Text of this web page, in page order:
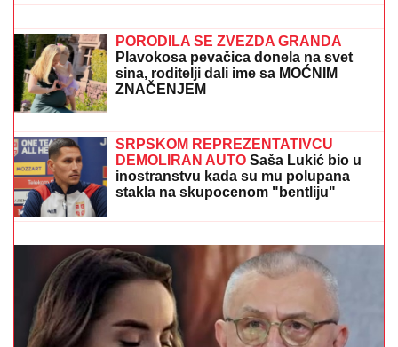
Pevačica doživela peh na bini, ali
njena reakcija je sve oduševila
(VIDEO)
sina, roditelji dali ime sa MOĆNIM
ZNAČENJEM